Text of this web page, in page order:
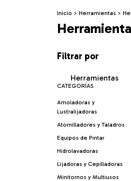
Inicio > Herramientas >
Filtrar por
Herramientas
CATEGORÍAS
Amoladoras y
Lustralijadoras
Atornilladores y Taladros
Equipos de Pintar
Hidrolavadoras
Lijadoras y Cepilladoras
Minitornos y Multiusos